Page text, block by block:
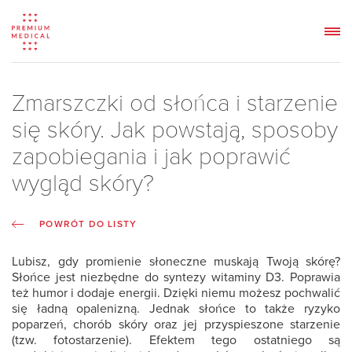
Zmarszczki od słońca i starzenie
się skóry. Jak powstają, sposoby
zapobiegania i jak poprawić
wygląd skóry?
POWRÓT DO LISTY
Lubisz, gdy promienie słoneczne muskają Twoją skórę?
Słońce jest niezbędne do syntezy witaminy D3. Poprawia
też humor i dodaje energii. Dzięki niemu możesz pochwalić
się ładną opalenizną. Jednak słońce to także ryzyko
poparzeń, chorób skóry oraz jej przyspieszone starzenie
(tzw. fotostarzenie). Efektem tego ostatniego są